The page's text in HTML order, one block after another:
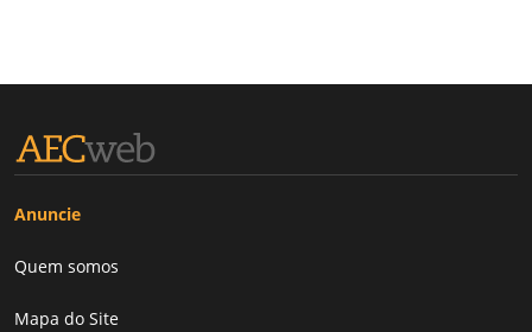
Anuncie
Quem somos
Mapa do Site